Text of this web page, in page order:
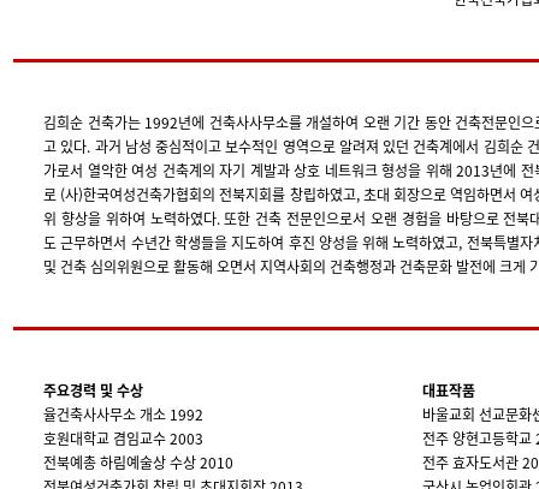
김희순 건축가는 1992년에 건축사사무소를 개설하여 오랜 기간 동안 건축전문인
고 있다. 과거 남성 중심적이고 보수적인 영역으로 알려져 있던 건축계에서 김희순
가로서 열악한 여성 건축계의 자기 계발과 상호 네트워크 형성을 위해 2013년에
로 (사)한국여성건축가협회의 전북지회를 창립하였고, 초대 회장으로 역임하면서
위 향상을 위하여 노력하였다. 또한 건축 전문인으로서 오랜 경험을 바탕으로 전북
도 근무하면서 수년간 학생들을 지도하여 후진 양성을 위해 노력하였고, 전북특별
및 건축 심의위원으로 활동해 오면서 지역사회의 건축행정과 건축문화 발전에 크게
주요경력 및 수상
율건축사사무소 개소 1992
호원대학교 겸임교수 2003
전북예총 하림예술상 수상 2010
대표작품
바울교회 선교문
전주 양현고등학교
전주 효자도서관